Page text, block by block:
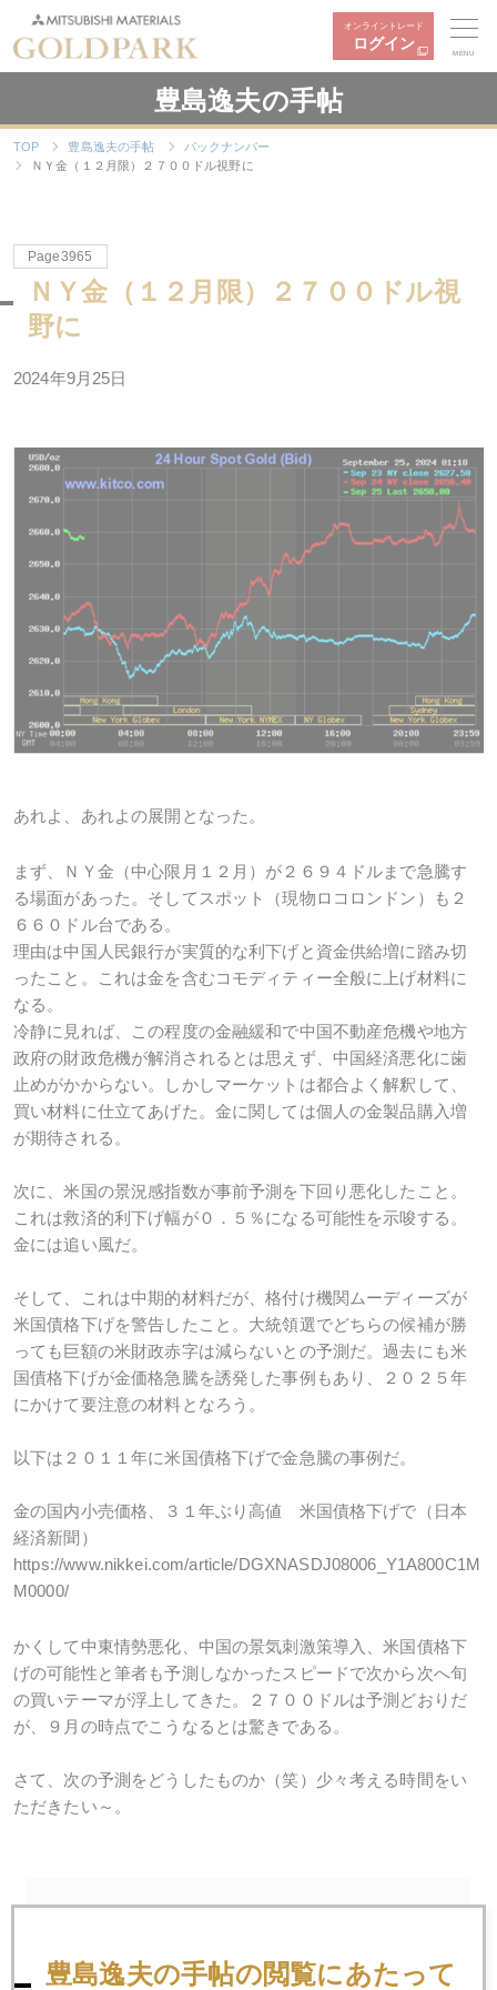
オンライントレード
ログイン
MENU
豊島逸夫の手帖
TOP 豊島逸夫の手帖
バックナンバー
ＮＹ金（１２月限）２７００ドル視野に
Page3965
ＮＹ金（１２月限）２７００ドル視
野に
2024年9月 25日
あれよ、あれよの展開となった。
まず、ＮＹ金（中心限月１２月）が２６９４ドルまで急騰す
る場面があった。そしてスポット（現物ロコロンドン）も２
６６０ドル台である。
理由は中国人民銀行が実質的な利下げと資金供給増に踏み切
ったこと。これは金を含むコモディティー全般に上げ材料に
なる。
冷静に見れば、この程度の金融緩和で中国不動産危機や地方
政府の財政危機が解消されるとは思えず、中国経済悪化に歯
止めがかからない。しかしマーケットは都合よく解釈して、
買い材料に仕立てあげた。金に関しては個人の金製品購入増
が期待される。
次に、米国の景況感指数が事前予測を下回り悪化したこと。
これは救済的利下げ幅が０．５％になる可能性を示唆する。
金には追い風だ。
そして、これは中期的材料だが、格付け機関ムーディーズが
米国債格下げを警告したこと。大統領選でどちらの候補が勝
っても巨額の米財政赤字は減らないとの予測だ。過去にも米
国債格下げが金価格急騰を誘発した事例もあり、２０２５年
にかけて要注意の材料となろう。
以下は２０１１年に米国債格下げで金急騰の事例だ。
金の国内小売価格、３１年ぶり高値 米国債格下げで（日本
経済新聞）
https://www.nikkei.com/article/DGXNASDJ08006_Y1A800C1M
M0000/
かくして中東情勢悪化、中国の景気刺激策導入、米国債格下
げの可能性と筆者も予測しなかったスピードで次から次へ旬
の買いテーマが浮上してきた。２７００ドルは予測どおりだ
が、９月の時点でこうなるとは驚きである。
さて、次の予測をどうしたものか（笑）少々考える時間をい
ただきたい～。
2024年
豊島逸夫の手帖の閲覧にあたって